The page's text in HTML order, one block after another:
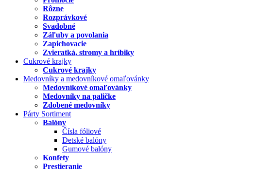
Rôzne
Rozprávkové
Svadobné
Záľuby a povolania
Zapichovacie
Zvieratká, stromy a hríbiky
Cukrové krajky
Cukrové krajky
Medovníky a medovníkové omaľovánky
Medovníkové omaľovánky
Medovníky na paličke
Zdobené medovníky
Párty Sortiment
Balóny
Čísla fóliové
Detské balóny
Gumové balóny
Konfety
Prestieranie